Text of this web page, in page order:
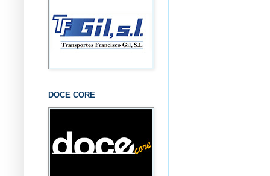
DOCE CORE